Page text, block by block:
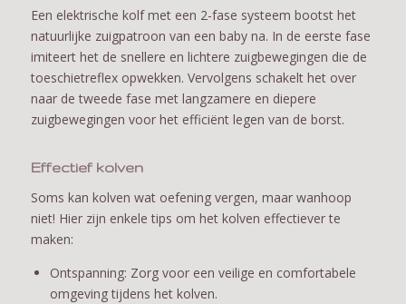
Een elektrische kolf met een 2-fase systeem bootst het
natuurlijke zuigpatroon van een baby na. In de eerste fase
imiteert het de snellere en lichtere zuigbewegingen die de
toeschietreflex opwekken. Vervolgens schakelt het over
naar de tweede fase met langzamere en diepere
zuigbewegingen voor het efficiënt legen van de borst.
Effectief kolven
Soms kan kolven wat oefening vergen, maar wanhoop
niet! Hier zijn enkele tips om het kolven effectiever te
maken:
Ontspanning: Zorg voor een veilige en comfortabele
omgeving tijdens het kolven.